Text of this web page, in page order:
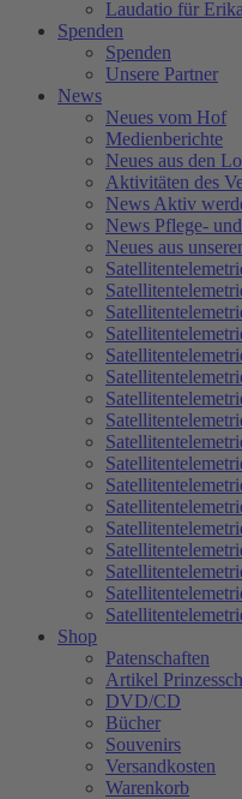
Laudatio für Erika
Spenden
Spenden
Unsere Partner
News
Neues vom Hof
Medienberichte
Neues aus den
Aktivitäten des
News Aktiv
News Pflege-
Neues aus
Shop
Patenschaften
Artikel
DVD/CD
Bücher
Souvenirs
Versandkosten
Warenkorb